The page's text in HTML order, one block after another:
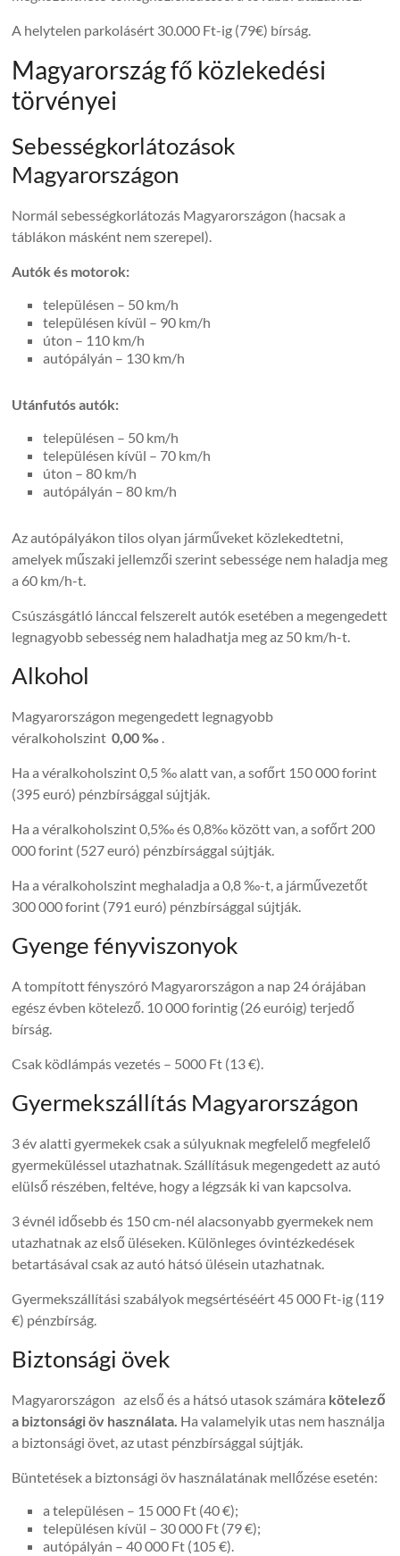
A helytelen parkolásért 30.000 Ft-ig (79€) bírság.
Magyarország fő közlekedési
törvényei
Sebességkorlátozások
Magyarországon
Normál sebességkorlátozás Magyarországon (hacsak a
táblákon másként nem szerepel).
Autók és motorok:
településen – 50 km/h
településen kívül – 90 km/h
úton – 110 km/h
autópályán – 130 km/h
Utánfutós autók:
településen – 50 km/h
településen kívül – 70 km/h
úton – 80 km/h
autópályán – 80 km/h
Az autópályákon tilos olyan járműveket közlekedtetni,
amelyek műszaki jellemzői szerint sebessége nem haladja meg
a 60 km/h-t.
Csúszásgátló lánccal felszerelt autók esetében a megengedett
legnagyobb sebesség nem haladhatja meg az 50 km/h-t.
Alkohol
Magyarországon megengedett legnagyobb
véralkoholszint0,00 ‰
Ha a véralkoholszint 0,5 ‰ alatt van, a sofőrt 150 000 forint
(395 euró) pénzbírsággal sújtják.
Ha a véralkoholszint 0,5‰ és 0,8‰ között van, a sofőrt 200
000 forint (527 euró) pénzbírsággal sújtják.
Ha a véralkoholszint meghaladja a 0,8 ‰-t, a járművezetőt
300 000 forint (791 euró) pénzbírsággal sújtják.
Gyenge fényviszonyok
A tompított fényszóró Magyarországon a nap 24 órájában
egész évben kötelező. 10 000 forintig (26 euróig) terjedő
bírság.
Csak ködlámpás vezetés – 5000 Ft (13 €).
Gyermekszállítás Magyarországon
3 év alatti gyermekek csak a súlyuknak megfelelő megfelelő
gyermeküléssel utazhatnak. Szállításuk megengedett az autó
elülső részében, feltéve, hogy a légzsák ki van kapcsolva.
3 évnél idősebb és 150 cm-nél alacsonyabb gyermekek nem
utazhatnak az első üléseken. Különleges óvintézkedések
betartásával csak az autó hátsó ülésein utazhatnak.
Gyermekszállítási szabályok megsértéséért 45 000 Ft-ig (119
€) pénzbírság.
Biztonsági övek
Magyarországon az első és a hátsó utasok számára kötelező
a biztonsági öv használata. Ha valamelyik utas nem használja
a biztonsági övet, az utast pénzbírsággal sújtják.
Büntetések a biztonsági öv használatának mellőzése esetén:
a településen – 15 000 Ft (40 €);
településen kívül – 30 000 Ft (79 €);
autópályán – 40 000 Ft (105 €).